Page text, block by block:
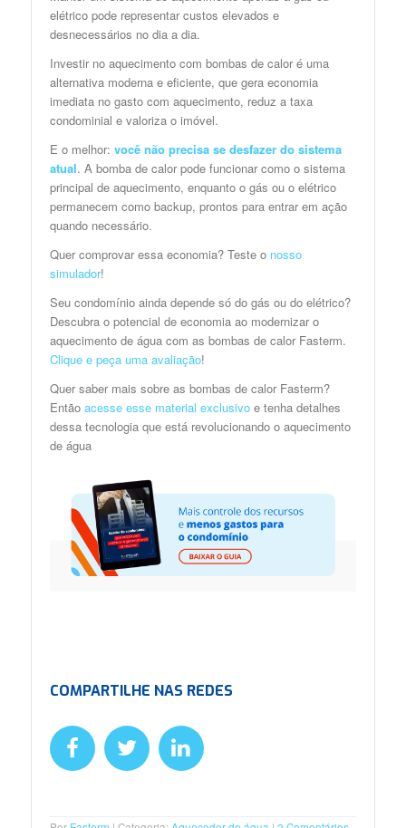
elétrico pode representar custos elevados e
desnecessários no dia a dia.
Investir no aquecimento com bombas de calor é uma
alternativa moderna e eficiente, que gera economia
imediata no gasto com aquecimento, reduz a taxa
condominial e valoriza o imóvel.
E o melhor: você não precisa se desfazer do sistema
atual. A bomba de calor pode funcionar como o sistema
principal de aquecimento, enquanto o gás ou o elétrico
permanecem como backup, prontos para entrar em ação
quando necessário.
Quer comprovar essa economia? Teste o nosso
simulador!
Seu condomínio ainda depende só do gás ou do elétrico?
Descubra o potencial de economia ao modernizar o
aquecimento de água com as bombas de calor Fasterm.
Clique e peça uma avaliação!
Quer saber mais sobre as bombas de calor Fasterm?
Então acesse esse material exclusivoe tenha detalhes
dessa tecnologia que está revolucionando o aquecimento
de água
COMPARTILHE NAS REDES